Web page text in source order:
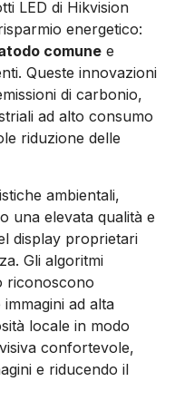
LED di Hikvision
energetico:
comune e
Queste innovazioni
di carbonio,
ad alto consumo
riduzione delle
ambientali,
una elevata qualità e
display proprietari
Gli algoritmi
riconoscono
ad alta
locale in modo
confortevole,
e riducendo il